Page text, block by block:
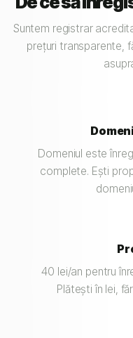
Suntem registrar
prețuri transparente,
Domeniul este
complete. Ești
40 lei/an pentru
Plătești în lei,